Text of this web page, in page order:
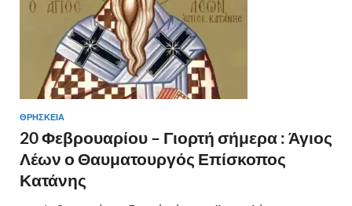
ΘΡΗΣΚΕΙΑ
20 Φεβρουαρίου – Γιορτή σήμερα : Άγιος
Λέων ο Θαυματουργός Επίσκοπος
Κατάνης